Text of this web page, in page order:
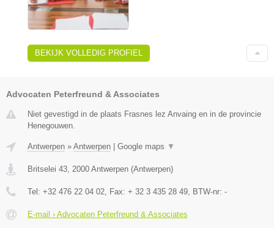
BEKIJK VOLLEDIG PROFIEL
Advocaten Peterfreund & Associates
Niet gevestigd in de plaats Frasnes lez Anvaing en in de provincie
Henegouwen.
Antwerpen » Antwerpen Google maps ▼
Britselei 43 2000 Antwerpen (Antwerpen)
Tel: +32 476 22 04 02 , Fax: + 32 3 435 28 49 , BTW-nr: -
E-mail › Advocaten Peterfreund & Associates